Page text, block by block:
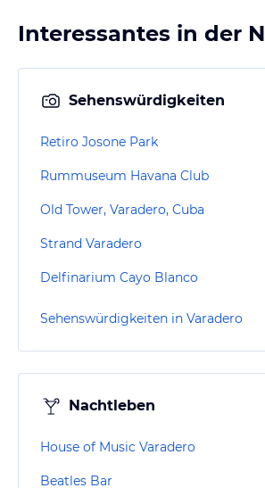
Interessantes in der
Sehenswürdigkeiten
Retiro Josone Park
Rummuseum Havana Club
Old Tower, Varadero, Cuba
Strand Varadero
Delfinarium Cayo Blanco
Sehenswürdigkeiten in Varadero
Nachtleben
House of Music Varadero
Beatles Bar